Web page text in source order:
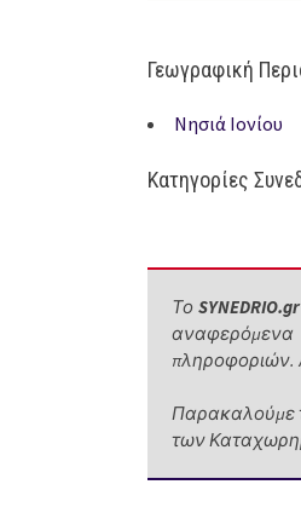
Γεωγραφική
Νησιά Ιονίου
Κατηγορίες
Το SYNEDRIO.gr
αναφερόμενα
πληροφοριών.
Παρακαλούμε
των